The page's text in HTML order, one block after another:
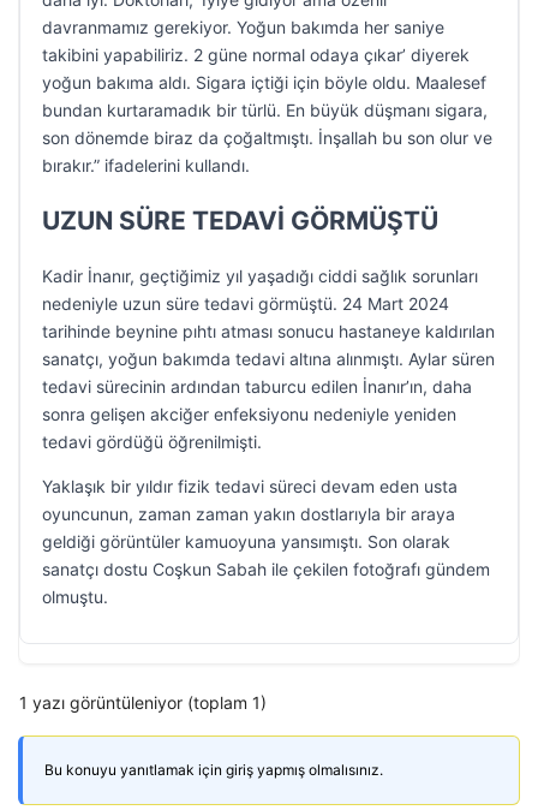
davranmamız gerekiyor. Yoğun bakımda her saniye
takibini yapabiliriz. 2 güne normal odaya çıkar’ diyerek
yoğun bakıma aldı. Sigara içtiği için böyle oldu. Maalesef
bundan kurtaramadık bir türlü. En büyük düşmanı sigara,
son dönemde biraz da çoğaltmıştı. İnşallah bu son olur ve
bırakır.” ifadelerini kullandı.
UZUN SÜRE TEDAVİ GÖRMÜŞTÜ
Kadir İnanır, geçtiğimiz yıl yaşadığı ciddi sağlık sorunları
nedeniyle uzun süre tedavi görmüştü. 24 Mart 2024
tarihinde beynine pıhtı atması sonucu hastaneye kaldırılan
sanatçı, yoğun bakımda tedavi altına alınmıştı. Aylar süren
tedavi sürecinin ardından taburcu edilen İnanır’ın, daha
sonra gelişen akciğer enfeksiyonu nedeniyle yeniden
tedavi gördüğü öğrenilmişti.
Yaklaşık bir yıldır fizik tedavi süreci devam eden usta
oyuncunun, zaman zaman yakın dostlarıyla bir araya
geldiği görüntüler kamuoyuna yansımıştı. Son olarak
sanatçı dostu Coşkun Sabah ile çekilen fotoğrafı gündem
olmuştu.
1 yazı görüntüleniyor (toplam 1)
Bu konuyu yanıtlamak için giriş yapmış olmalısınız.